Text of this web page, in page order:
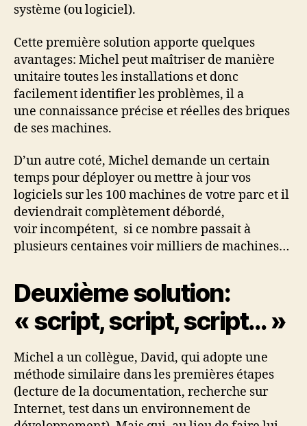
système (ou logiciel).
Cette première solution apporte quelques
avantages: Michel peut maîtriser de manière
unitaire toutes les installations et donc
facilement identifier les problèmes, il a
une connaissance précise et réelles des briques
de ses machines.
D’un autre coté, Michel demande un certain
temps pour déployer ou mettre à jour vos
logiciels sur les 100 machines de votre parc et il
deviendrait complètement débordé,
voir incompétent, si ce nombre passait à
plusieurs centaines voir milliers de machines…
Deuxième solution:
« script, script, script… »
Michel a un collègue, David, qui adopte une
méthode similaire dans les premières étapes
(lecture de la documentation, recherche sur
Internet, test dans un environnement de